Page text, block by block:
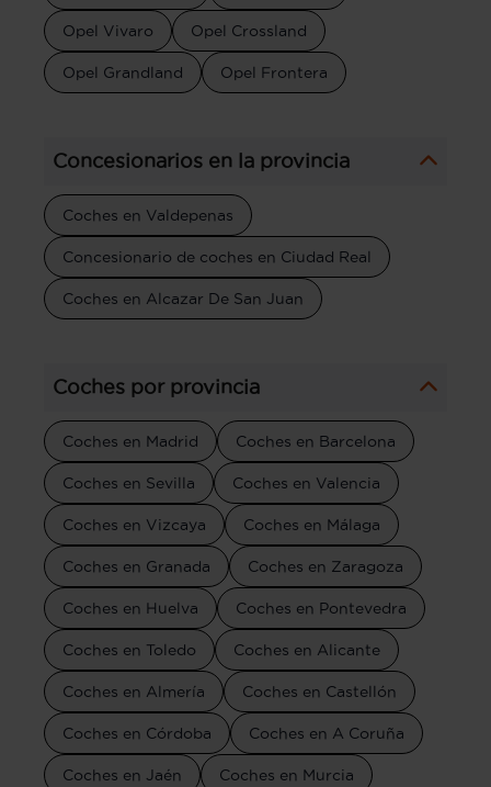
Opel Vivaro Opel Crossland
Opel Grandland Opel Frontera
Concesionarios en la provincia
Coches en Valdepenas
Concesionario de coches en Ciudad Real
Coches en Alcazar De San Juan
Coches por provincia
Coches en Madrid Coches en Barcelona
Coches en Sevilla Coches en Valencia
Coches en Vizcaya Coches en Málaga
Coches en Granada Coches en Zaragoza
Coches en Huelva Coches en Pontevedra
Coches en Toledo Coches en Alicante
Coches en Almería Coches en Castellón
Coches en Córdoba Coches en A Coruña
Coches en Jaén Coches en Murcia